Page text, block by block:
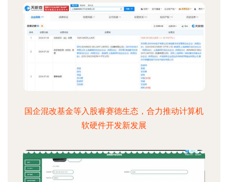
国企混改基金等入股睿赛德生态，合力推动计算机
软硬件开发新发展